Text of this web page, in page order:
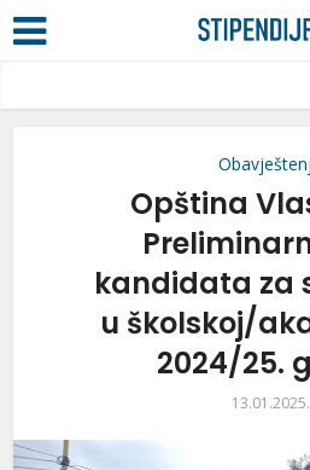
Opština
kandidata za
u školskoj/
2024/25.
13.01.2025.